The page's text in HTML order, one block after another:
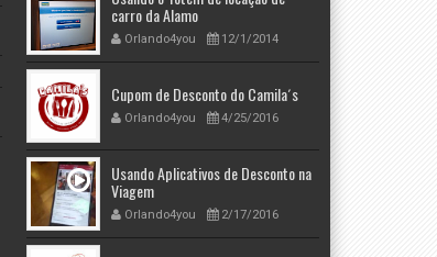
carro da Alamo
Orlando4you 12/1/2014
Cupom de Desconto do Camila´s
Orlando4you 4/25/2016
Usando Aplicativos de Desconto na
Viagem
Orlando4you 2/17/2016